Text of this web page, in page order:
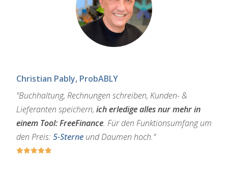
Christian Pably, ProbABLY
"Buchhaltung, Rechnungen schreiben, Kunden- &
Lieferanten speichern, ich erledige alles nur mehr in
einem Tool: FreeFinance. Für den Funktionsumfang um
den Preis: 5-Sterne und Daumen hoch."